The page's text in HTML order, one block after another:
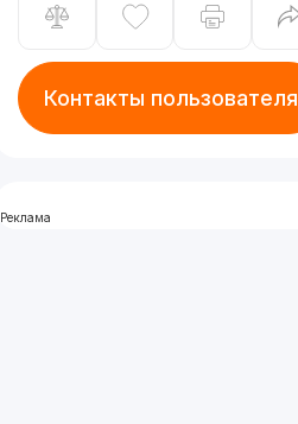
Контакты пользователя
Реклама